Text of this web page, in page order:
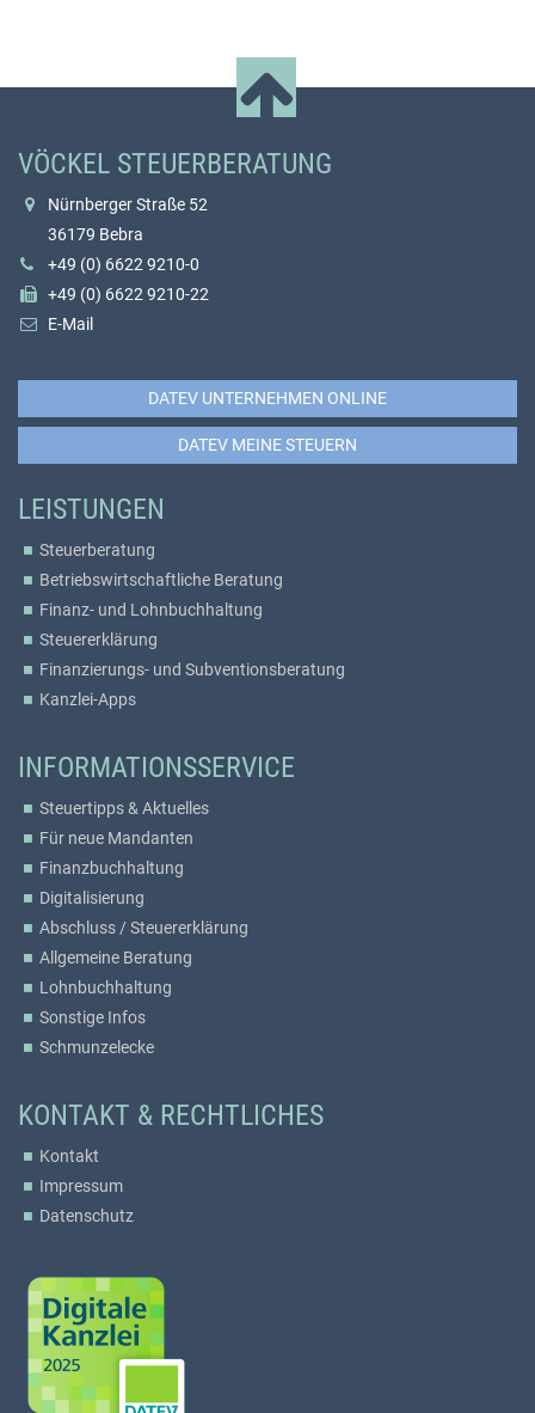
VÖCKEL STEUERBERATUNG
Nürnberger Straße 52
36179 Bebra
+49 (0) 6622 9210-0
+49 (0) 6622 9210-22
E-Mail
DATEV UNTERNEHMEN ONLINE
DATEV MEINE STEUERN
LEISTUNGEN
Steuerberatung
Betriebswirtschaftliche Beratung
Finanz- und Lohnbuchhaltung
Steuererklärung
Finanzierungs- und Subventionsberatung
Kanzlei-Apps
INFORMATIONSSERVICE
Steuertipps & Aktuelles
Für neue Mandanten
Finanzbuchhaltung
Digitalisierung
Abschluss / Steuererklärung
Allgemeine Beratung
Lohnbuchhaltung
Sonstige Infos
Schmunzelecke
KONTAKT & RECHTLICHES
Kontakt
Impressum
Datenschutz